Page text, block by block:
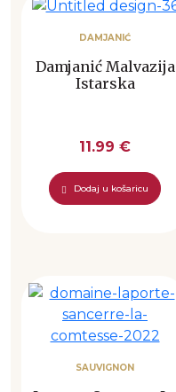
DAMJANIĆ
Damjanić Malvazija
Istarska
11.99 €
Dodaj u košaricu
SAUVIGNON